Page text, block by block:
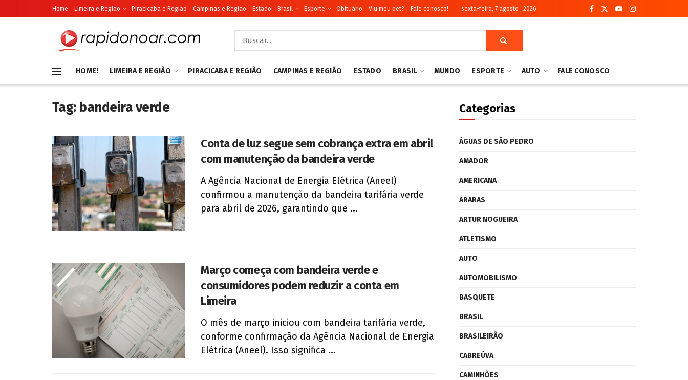
Home Limeira e Região Piracicaba e Região Campinas e Região Estado Brasil Esporte Obituário Viu meu pet? Fale conosco! sexta-feira, 7 agosto , 2026
HOME! LIMEIRA E REGIÃO PIRACICABA E REGIÃO CAMPINAS E REGIÃO ESTADO BRASIL MUNDO ESPORTE AUTO FALE CONOSCO
Tag: bandeira verde
Conta de luz segue sem cobrança extra em abril
com manutenção da bandeira verde
A Agência Nacional de Energia Elétrica (Aneel)
confirmou a manutenção da bandeira tarifária verde
para abril de 2026, garantindo que ...
Março começa com bandeira verde e
consumidores podem reduzir a conta em
Limeira
O mês de março iniciou com bandeira tarifária verde,
conforme confirmação da Agência Nacional de Energia
Elétrica (Aneel). Isso significa ...
Categorias
ÁGUAS DE SÃO PEDRO
AMADOR
AMERICANA
ARARAS
ARTUR NOGUEIRA
ATLETISMO
AUTO
AUTOMOBILISMO
BASQUETE
BRASIL
BRASILEIRÃO
CABREÚVA
CAMINHÕES